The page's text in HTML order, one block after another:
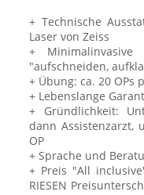
+ Technische
Laser von Zeiss
+
"aufschneiden,
+ Übung: ca. 20 OPs
+ Lebenslange
+ Gründlichkeit:
dann Assistenzarzt,
OP
+ Sprache und
+ Preis "All
RIESEN